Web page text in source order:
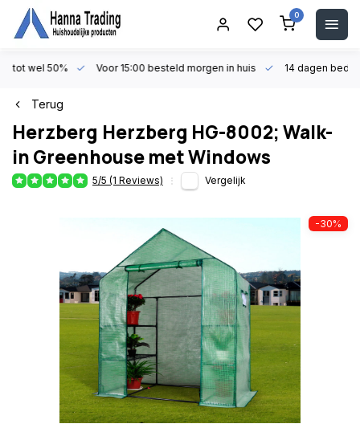
0
tot wel 50% Voor 15:00 besteld morgen in huis 14 dagen
Terug
Herzberg Herzberg HG-8002; Walk-
in Greenhouse met Windows
5/5 (1 Reviews) Vergelijk
-30%